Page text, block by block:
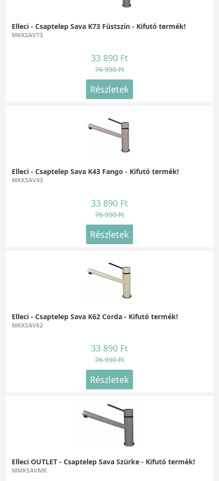
Magas, alacsony, ívelt,
Ezen a tulajdonságok szerinti választás
nagyban függ a konyhai környezettől és a
lényeges választási szempont lehet, az a
csaptelep funkcionalitása.
Kihúzható fejes:A csaptelep feje kihúzható,
könnyedén elérhetjük, de teljesen kihúzva
akár felmosóvizet is engedhetünk vele.
esetben itt is kihúzható a csaptelep feje, amin
egy gombbal válthatunk a normál és zuhany
zöldségek, gyümölcsök elöblítésére szolgál.
Víztisztító rendszerekhez:Ezeket a
csaptelepeket a különböző víztisztító
elosztó szeleppel rendelkeznek, amiből az
egyiket a normál vízhez, míg a másikat a
tisztított vízhez köthetjük. Ezeknél a
típusoknál léteznek kombináltak is, amiknél a
rugalmas, nagy nyomású kifolyócsövet
rozsdamentes acélrugó veszi körül, és
irányítható, mozgatható kifolyócsővel
rendelkezik. Így a csaptelep még a nagy
fazekak és serpenyők tisztítását is egyszerűvé
teszi. A mozgatható csaptelep fején lévő
gombbal válthatunk a normál és zuhany mód
Elleci - Csaptelep Sava K73 Füstszín - Kifutó termék!
MKKSAV73
33 890 Ft
76 990 Ft
Részletek
Elleci - Csaptelep Sava K43 Fango - Kifutó termék!
MKKSAV43
33 890 Ft
76 990 Ft
Részletek
Elleci - Csaptelep Sava K62 Corda - Kifutó termék!
MKKSAV62
33 890 Ft
76 990 Ft
Részletek
Elleci OUTLET - Csaptelep Sava Szürke - Kifutó termék!
MMKSAVMK